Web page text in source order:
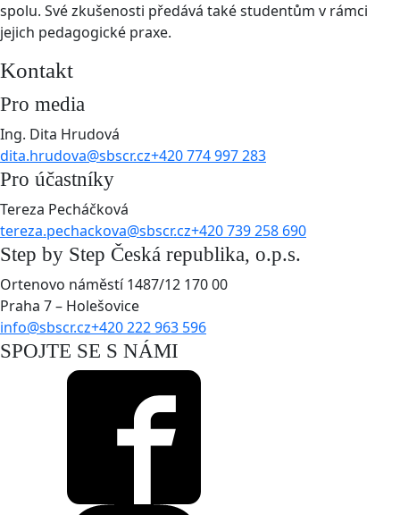
spolu. Své zkušenosti předává také studentům v rámci
jejich pedagogické praxe.
Kontakt
Pro media
Ing. Dita Hrudová
dita.hrudova@sbscr.cz+420 774 997 283
Pro účastníky
Tereza Pecháčková
tereza.pechackova@sbscr.cz+420 739 258 690
Step by Step Česká republika, o.p.s.
Ortenovo náměstí 1487/12 170 00
Praha 7 – Holešovice
info@sbscr.cz+420 222 963 596
SPOJTE SE S NÁMI